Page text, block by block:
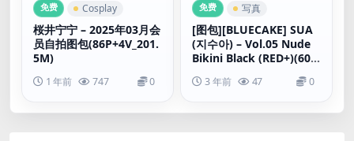
免费 Cosplay
桜井宁宁 – 2025年03月会
员自拍图包(86P+4V_201.
5M)
1 年前 747 0
免费 写真
[图包][BLUECAKE] SUA
(지수아) – Vol.05 Nude
Bikini Black (RED+)(60P
3 年前 47 0